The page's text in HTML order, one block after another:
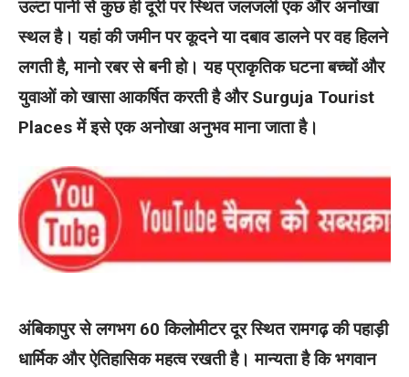
उल्टा पानी से कुछ ही दूरी पर स्थित जलजली एक और अनोखा
स्थल है। यहां की जमीन पर कूदने या दबाव डालने पर वह हिलने
लगती है, मानो रबर से बनी हो। यह प्राकृतिक घटना बच्चों और
युवाओं को खासा आकर्षित करती है और Surguja Tourist
Places में इसे एक अनोखा अनुभव माना जाता है।
अंबिकापुर से लगभग 60 किलोमीटर दूर स्थित रामगढ़ की पहाड़ी
धार्मिक और ऐतिहासिक महत्व रखती है। मान्यता है कि भगवान